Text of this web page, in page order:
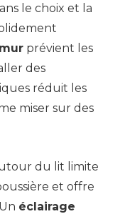
le choix et la
prévient les
des
réduit les
miser sur des
du lit limite
et offre
éclairage